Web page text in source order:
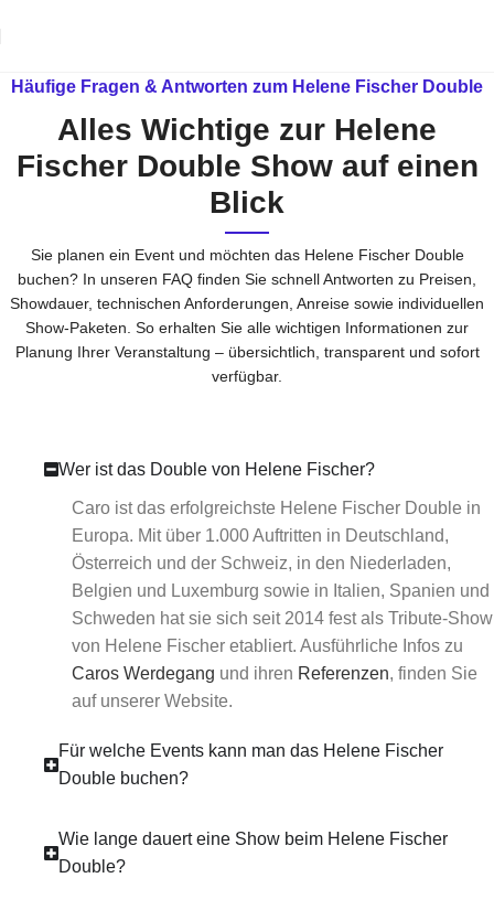
Häufige Fragen & Antworten zum Helene Fischer Double
Alles Wichtige zur Helene
Fischer Double Show auf einen
Blick
Sie planen ein Event und möchten das Helene Fischer Double
buchen? In unseren FAQ finden Sie schnell Antworten zu Preisen,
Showdauer, technischen Anforderungen, Anreise sowie individuellen
Show-Paketen. So erhalten Sie alle wichtigen Informationen zur
Planung Ihrer Veranstaltung – übersichtlich, transparent und sofort
verfügbar.
Wer ist das Double von Helene Fischer?
Caro ist das erfolgreichste Helene Fischer Double in
Europa. Mit über 1.000 Auftritten in Deutschland,
Österreich und der Schweiz, in den Niederladen,
Belgien und Luxemburg sowie in Italien, Spanien und
Schweden hat sie sich seit 2014 fest als Tribute-Show
von Helene Fischer etabliert. Ausführliche Infos zu
Caros Werdegang und ihren Referenzen, finden Sie
auf unserer Website.
Für welche Events kann man das Helene Fischer
Double buchen?
Wie lange dauert eine Show beim Helene Fischer
Double?